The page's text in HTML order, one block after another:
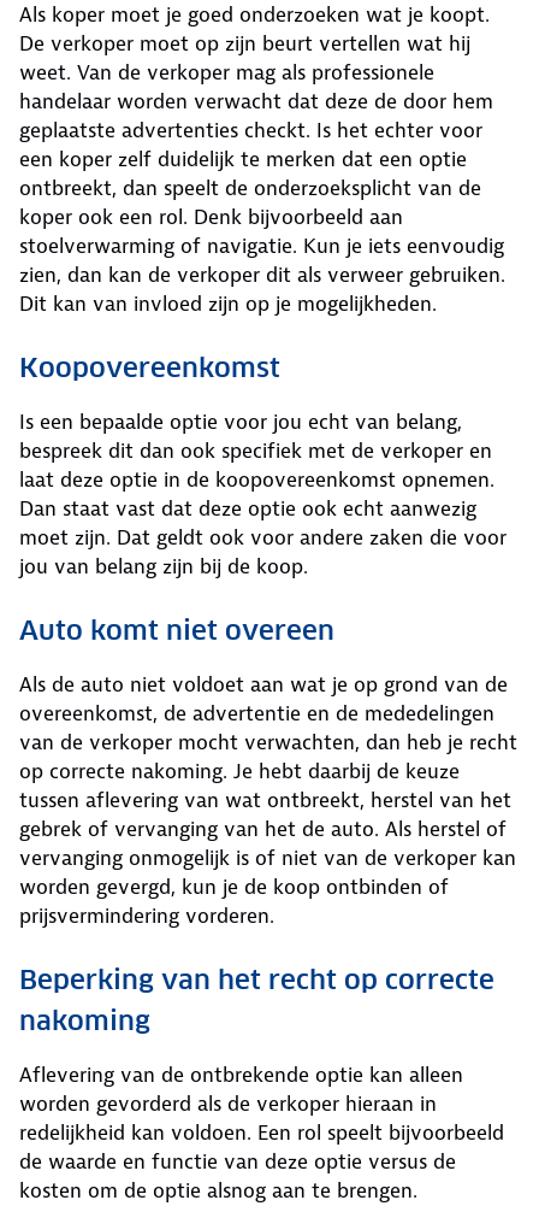
Als koper moet je goed onderzoeken wat je koopt.
De verkoper moet op zijn beurt vertellen wat hij
weet. Van de verkoper mag als professionele
handelaar worden verwacht dat deze de door hem
geplaatste advertenties checkt. Is het echter voor
een koper zelf duidelijk te merken dat een optie
ontbreekt, dan speelt de onderzoeksplicht van de
koper ook een rol. Denk bijvoorbeeld aan
stoelverwarming of navigatie. Kun je iets eenvoudig
zien, dan kan de verkoper dit als verweer gebruiken.
Dit kan van invloed zijn op je mogelijkheden.
Koopovereenkomst
Is een bepaalde optie voor jou echt van belang,
bespreek dit dan ook specifiek met de verkoper en
laat deze optie in de koopovereenkomst opnemen.
Dan staat vast dat deze optie ook echt aanwezig
moet zijn. Dat geldt ook voor andere zaken die voor
jou van belang zijn bij de koop.
Auto komt niet overeen
Als de auto niet voldoet aan wat je op grond van de
overeenkomst, de advertentie en de mededelingen
van de verkoper mocht verwachten, dan heb je recht
op correcte nakoming. Je hebt daarbij de keuze
tussen aflevering van wat ontbreekt, herstel van het
gebrek of vervanging van het de auto. Als herstel of
vervanging onmogelijk is of niet van de verkoper kan
worden gevergd, kun je de koop ontbinden of
prijsvermindering vorderen.
Beperking van het recht op correcte
nakoming
Aflevering van de ontbrekende optie kan alleen
worden gevorderd als de verkoper hieraan in
redelijkheid kan voldoen. Een rol speelt bijvoorbeeld
de waarde en functie van deze optie versus de
kosten om de optie alsnog aan te brengen.